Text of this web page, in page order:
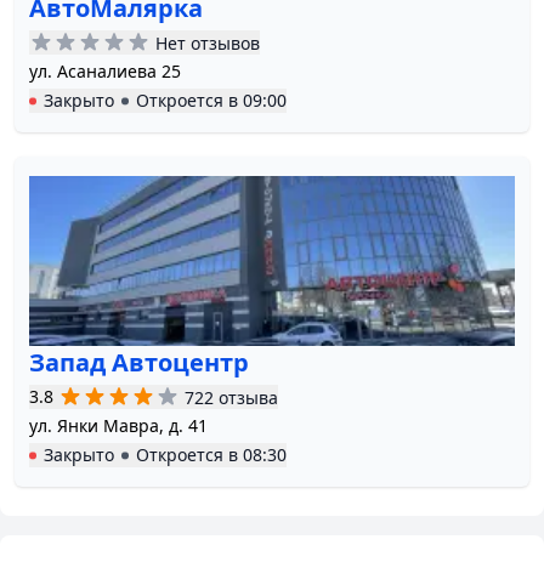
АвтоМалярка
Нет отзывов
ул. Асаналиева 25
Закрыто
Откроется в 09:00
Запад Автоцентр
3.8
722 отзыва
ул. Янки Мавра, д. 41
Закрыто
Откроется в 08:30